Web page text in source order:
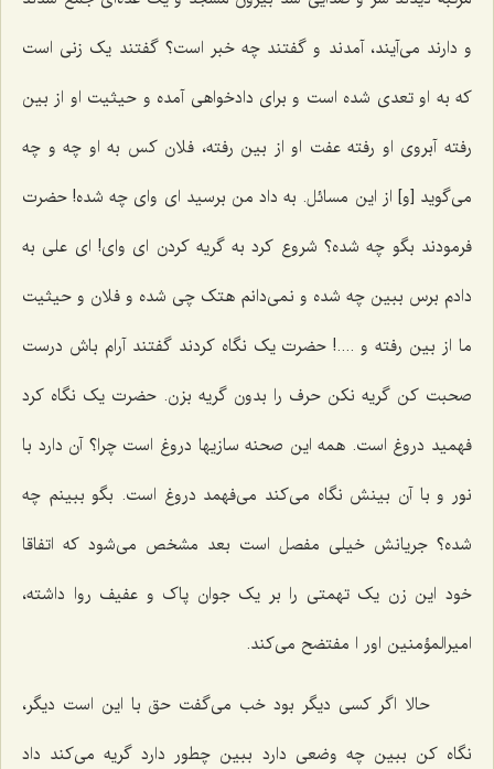
و دارند می‌آیند، آمدند و گفتند چه خبر است؟ گفتند یک زنی است
که به او تعدی شده است و برای دادخواهی آمده و حیثیت او از بین
رفته آبروی او رفته عفت او از بین رفته، فلان کس به او چه و چه
می‌گوید [و] از این مسائل. به داد من برسید ای وای چه شده! حضرت
فرمودند بگو چه شده؟ شروع کرد به گریه کردن ای وای! ای علی به
دادم برس ببین چه شده و نمی‌دانم هتک چی شده و فلان و حیثیت
ما از بین رفته و ....! حضرت یک نگاه کردند گفتند آرام باش درست
صحبت کن گریه نکن حرف را بدون گریه بزن. حضرت یک نگاه کرد
فهمید دروغ است. همه این صحنه سازیها دروغ است چرا؟ آن دارد با
نور و با آن بینش نگاه می‌کند می‌فهمد دروغ است. بگو ببینم چه
شده؟ جریانش خیلی مفصل است بعد مشخص می‌شود که اتفاقا
خود این زن یک تهمتی را بر یک جوان پاک و عفیف روا داشته،
امیرالمؤمنین اور ا مفتضح می‌کند.
حالا اگر کسی دیگر بود خب می‌گفت حق با این است دیگر،
نگاه کن ببین چه وضعی دارد ببین چطور دارد گریه می‌کند داد